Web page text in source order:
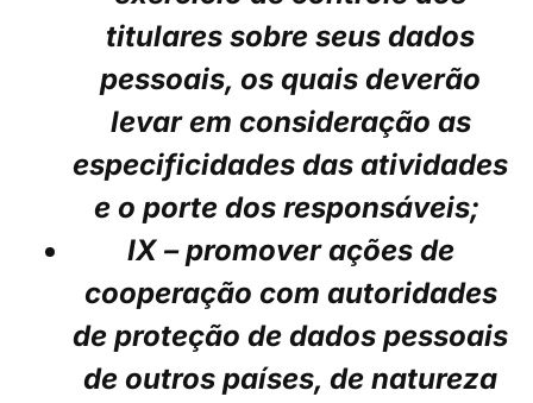
titulares sobre seus dados
pessoais, os quais deverão
levar em consideração as
especificidades das atividades
e o porte dos responsáveis;
IX – promover ações de
cooperação com autoridades
de proteção de dados pessoais
de outros países, de natureza